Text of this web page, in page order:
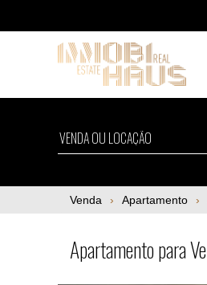
Apartamento para
Venda Apartamento
Apartamento para